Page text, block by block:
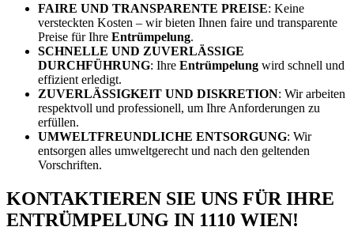
FAIRE UND TRANSPARENTE PREISE: Keine
versteckten Kosten – wir bieten Ihnen faire und transparente
Preise für Ihre Entrümpelung.
SCHNELLE UND ZUVERLÄSSIGE
DURCHFÜHRUNG: Ihre Entrümpelung wird schnell und
effizient erledigt.
ZUVERLÄSSIGKEIT UND DISKRETION: Wir arbeiten
respektvoll und professionell, um Ihre Anforderungen zu
erfüllen.
UMWELTFREUNDLICHE ENTSORGUNG: Wir
entsorgen alles umweltgerecht und nach den geltenden
Vorschriften.
KONTAKTIEREN SIE UNS FÜR IHRE
ENTRÜMPELUNG IN 1110 WIEN!